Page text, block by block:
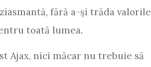
fără a-şi trăda valorile
toată lumea.
Ajax, nici măcar nu trebuie să